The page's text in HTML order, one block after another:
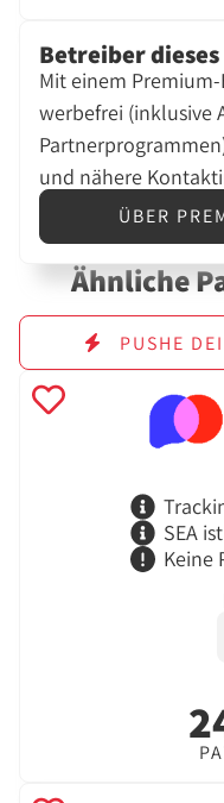
Betreiber
Mit einem
werbefrei (inklusive
und nähere
ÜBER
Ähnliche
PUSHE
SEA
Keine